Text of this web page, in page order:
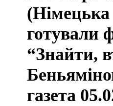
готували
“Знайти,
газета